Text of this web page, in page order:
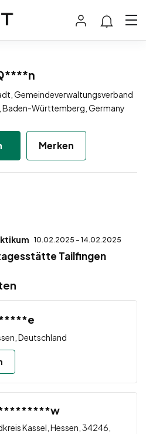
Gemeindeverwaltungsverband
Württemberg, Germany
Merken
10.02.2025 - 14.02.2025
Tailfingen
Deutschland
Kassel, Hessen, 34246,